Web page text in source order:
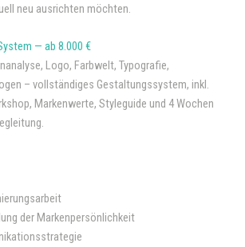
neu ausrichten möchten.
— ab 8.000 €
Logo, Farbwelt, Typografie,
– vollständiges Gestaltungssystem, inkl.
Markenwerte, Styleguide und 4 Wochen
der Markenpersönlichkeit